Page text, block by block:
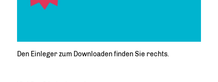
Den Einleger zum Downloaden finden Sie rechts.